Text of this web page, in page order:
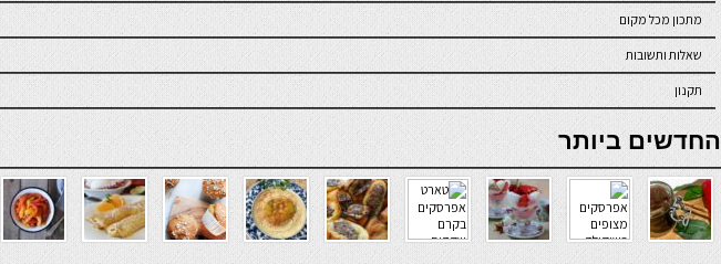
מתכון מכל מקום
שאלות ותשובות
תקנון
online casino
החדשים ביותר